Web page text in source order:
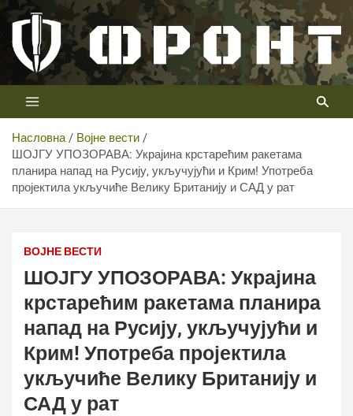
Скип
цонтент
Телевизија ФРОНТ
Први војни канал у Србији
Насловна
Војне вести
ШОЈГУ УПОЗОРАВА: Украјина крстарећим ракетама
планира напад на Русију, укључујући и Крим! Употреба
пројектила укључиће Велику Британију и САД у рат
ВОЈНЕ ВЕСТИ
ШОЈГУ УПОЗОРАВА: Украјина
крстарећим ракетама планира
напад на Русију, укључујући и
Крим! Употреба пројектила
укључиће Велику Британију и
САД у рат